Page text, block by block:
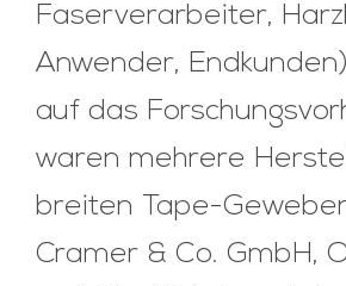
Faserverarbeiter,
Anwender,
auf das
waren mehrere
breiten Tape-
Cramer & Co. GmbH,